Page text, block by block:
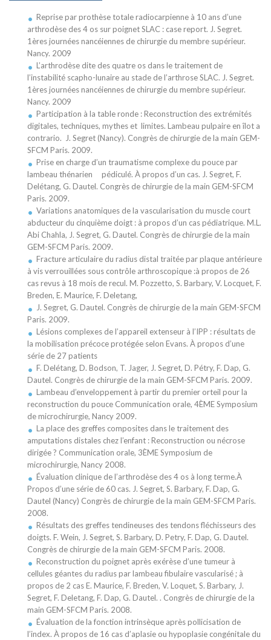
Reprise par prothèse totale radiocarpienne à 10 ans d’une
arthrodèse des 4 os sur poignet SLAC : case report. J. Segret.
1ères journées nancéiennes de chirurgie du membre supérieur.
Nancy. 2009
L’arthrodèse dite des quatre os dans le traitement de
l’instabilité scapho-lunaire au stade de l’arthrose SLAC. J. Segret.
1ères journées nancéiennes de chirurgie du membre supérieur.
Nancy. 2009
Participation à la table ronde : Reconstruction des extrémités
digitales, techniques, mythes et limites. Lambeau pulpaire en îlot a
contrario. J. Segret (Nancy). Congrès de chirurgie de la main GEM-
SFCM Paris. 2009.
Prise en charge d’un traumatisme complexe du pouce par
lambeau thénarien pédiculé. À propos d’un cas. J. Segret, F.
Delétang, G. Dautel. Congrès de chirurgie de la main GEM-SFCM
Paris. 2009.
Variations anatomiques de la vascularisation du muscle court
abducteur du cinquième doigt : à propos d’un cas pédiatrique. M.L.
Abi Chahla, J. Segret, G. Dautel. Congrès de chirurgie de la main
GEM-SFCM Paris. 2009.
Fracture articulaire du radius distal traitée par plaque antérieure
à vis verrouillées sous contrôle arthroscopique :à propos de 26
cas revus à 18 mois de recul. M. Pozzetto, S. Barbary, V. Locquet, F.
Breden, E. Maurice, F. Deletang,
J. Segret, G. Dautel. Congrès de chirurgie de la main GEM-SFCM
Paris. 2009.
Lésions complexes de l’appareil extenseur à l’IPP : résultats de
la mobilisation précoce protégée selon Evans. À propos d’une
série de 27 patients
F. Delétang, D. Bodson, T. Jager, J. Segret, D. Pétry, F. Dap, G.
Dautel. Congrès de chirurgie de la main GEM-SFCM Paris. 2009.
Lambeau d’enveloppement à partir du premier orteil pour la
reconstruction du pouce Communication orale, 4ÈME Symposium
de microchirurgie, Nancy 2009.
La place des greffes composites dans le traitement des
amputations distales chez l’enfant : Reconstruction ou nécrose
dirigée ? Communication orale, 3ÈME Symposium de
microchirurgie, Nancy 2008.
Évaluation clinique de l’arthrodèse des 4 os à long terme.À
Propos d’une série de 60 cas. J. Segret, S. Barbary, F. Dap, G.
Dautel (Nancy) Congrès de chirurgie de la main GEM-SFCM Paris.
2008.
Résultats des greffes tendineuses des tendons fléchisseurs des
doigts. F. Wein, J. Segret, S. Barbary, D. Petry, F. Dap, G. Dautel.
Congrès de chirurgie de la main GEM-SFCM Paris. 2008.
Reconstruction du poignet après exérèse d’une tumeur à
cellules géantes du radius par lambeau fibulaire vascularisé ; à
propos de 2 cas E. Maurice, F. Breden, V. Loquet, S. Barbary, J.
Segret, F. Deletang, F. Dap, G. Dautel. . Congrès de chirurgie de la
main GEM-SFCM Paris. 2008.
Évaluation de la fonction intrinsèque après pollicisation de
l’index. À propos de 16 cas d’aplasie ou hypoplasie congénitale du